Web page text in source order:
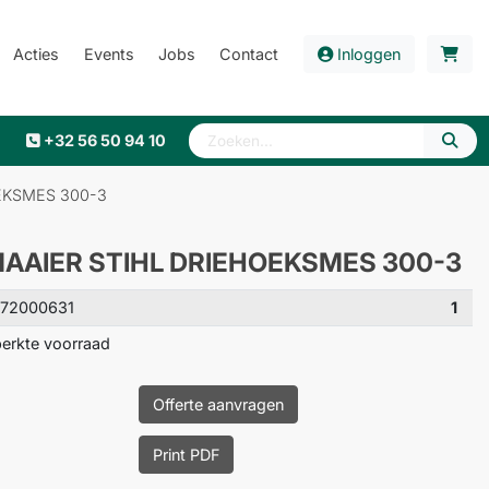
Acties Events Jobs Contact Inloggen
+32 56 50 94 10
300-3
STIHL DRIEHOEKSMES 300-3
1
voorraad
Offerte aanvragen
Print PDF